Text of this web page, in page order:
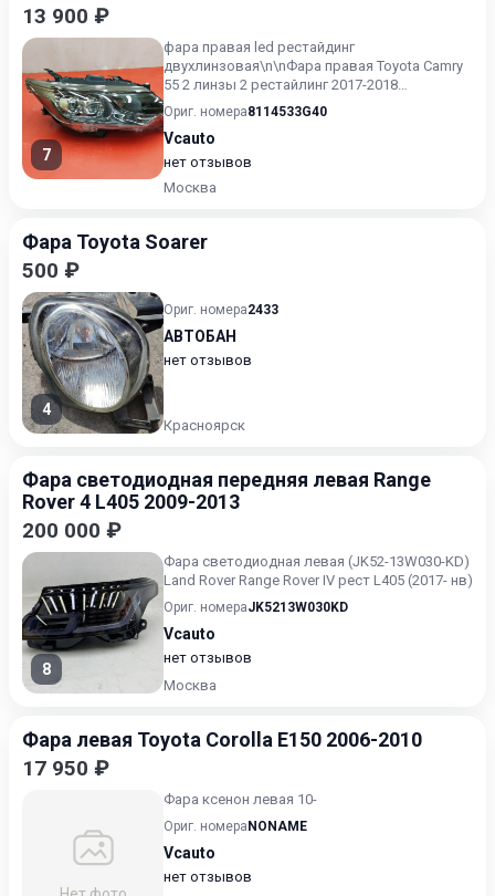
13 900 ₽
7
фара правая led рестайдинг
двухлинзовая\n\nФара правая Toyota Camry
55 2 линзы 2 рестайлинг 2017-2018
эксклюзив.\n\nФара правая Toyota Camry...
Ориг. номера8114533G40
Vcauto
нет отзывов
Москва
Фара Toyota Soarer
500 ₽
4
Ориг. номера2433
АВТОБАН
нет отзывов
Красноярск
Фара светодиодная передняя левая Range
Rover 4 L405 2009-2013
200 000 ₽
8
Фара светодиодная левая (JK52-13W030-KD)
Land Rover Range Rover IV рест L405 (2017- нв)
Ориг. номераJK5213W030KD
Vcauto
нет отзывов
Москва
Фара левая Toyota Corolla E150 2006-2010
17 950 ₽
Фара ксенон левая 10-
Ориг. номера NONAME
Vcauto
нет отзывов